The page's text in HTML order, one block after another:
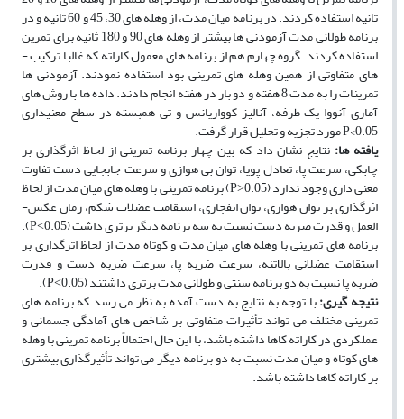
ثانیه استفاده کردند. در برنامه میان­ مدت، از وهله ­های 30، 45 و 60 ثانیه و در
برنامه طولانی مدت آزمودنی ­ها بیشتر از وهله­ های 90 و 180 ثانیه برای تمرین
استفاده کردند. گروه چهارم هم از برنامه­ های معمول کاراته که غالبا ترکیب ­
های متفاوتی از همین وهله ­های تمرینی بود استفاده نمودند. آزمودنی­ ها
تمرینات را به مدت 8 هفته و دو بار در هفته انجام دادند. داده­ ها با روش­ های
آماری آنووا یک طرفه، آنالیز کوواریانس و تی همبسته در سطح معنی­داری
0.05>P مورد تجزیه و تحلیل قرار گرفت.
یافته­ ها: نتایج نشان داد که بین چهار برنامه تمرینی از لحاظ اثرگذاری بر
چابکی، سرعت پا، تعادل پویا، توان بی­ هوازی و سرعت جابجایی دست تفاوت
معنی ­داری وجود ندارد (0.05˃P) برنامه­ تمرینی با وهله­ های میان مدت از لحاظ
اثرگذاری بر توان هوازی، توان انفجاری، استقامت عضلات شکم، زمان عکس­
العمل و قدرت ضربه­ دست نسبت به سه برنامه­ دیگر برتری داشت (0.05˂P).
برنامه­ های تمرینی با وهله­ های میان مدت و کوتاه مدت از لحاظ اثرگذاری بر
استقامت عضلانی بالاتنه، سرعت ضربه­ پا، سرعت ضربه ­دست و قدرت
ضربه­ پا نسبت به دو برنامه سنتی و طولانی مدت برتری داشتند (0.05˂P).
نتیجه­ گیری:با توجه به نتایج به دست آمده به نظر می­ رسد که برنامه­ های
تمرینی مختلف می ­تواند تأثیرات متفاوتی بر شاخص های آمادگی ­جسمانی و
عملکردی در کاراته­ کاها داشته باشد، با این حال احتمالاً برنامه تمرینی با وهله
­های کوتاه و میان مدت نسبت به دو برنامه دیگر می­ تواند تأثیرگذاری بیشتری
بر کاراته­ کاها داشته باشد.